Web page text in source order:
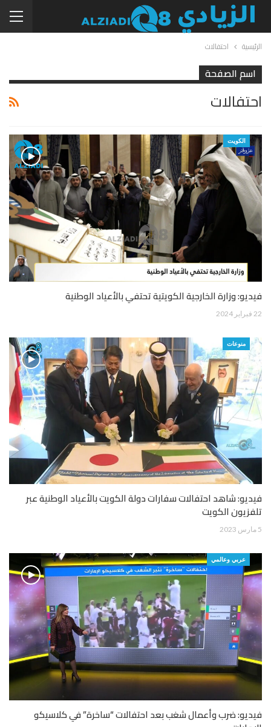
الرئيسية احتفالات
اسم الصفحة
احتفالات
الكويت
فيديو: وزارة الخارجية الكويتية تحتفي بالأعياد الوطنية
22 فبراير 2024
منوعات
فيديو: شاهد احتفالات سفارات دولة الكويت بالأعياد الوطنية عبر
تلفزيون الكويت
5 مارس 2023
عربي وعالمي
فيديو: ضرب وأعمال شغب بعد احتفالات “ساخرة” في كلاسيكو